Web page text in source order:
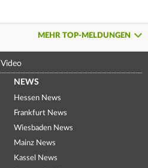
MEHR TOP-MELDUNGEN
Video
NEWS
Hessen News
Frankfurt News
Wiesbaden News
Mainz News
Kassel News